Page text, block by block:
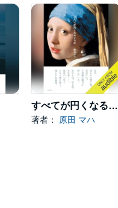
すべてが円くなるように
著者： 原田 マハ